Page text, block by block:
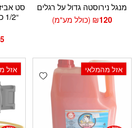
מנגל נירוסטה גדול על רגלים
₪120 (כולל מע"מ)
סט
Add wishlist אזל מהמלאי אזל